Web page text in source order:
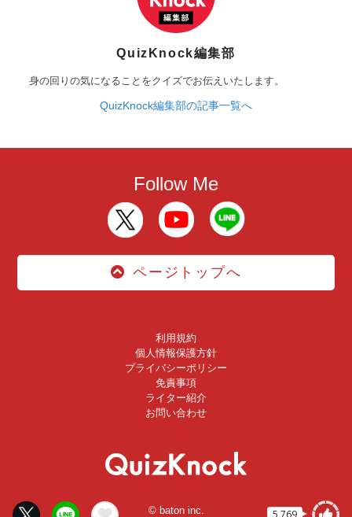
QuizKnock編集部
身の回りの気になることをクイズでお伝えいたします。
QuizKnock編集部の記事一覧へ
Follow Me
ページトップへ
利用規約
個人情報保護方針
プライバシーポリシー
免責事項
ライター紹介
お問い合わせ
© baton inc.